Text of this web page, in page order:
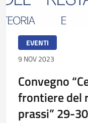
EVENTI
9 NOV 2023
Convegno
frontiere del
prassi” 29-